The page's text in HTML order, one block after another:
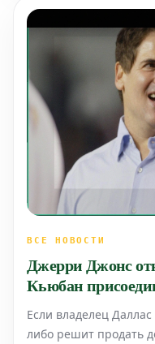
ВСЕ НОВОСТИ
Джерри Джонс
Кьюбан
Ковбойз в
доли
Если владелец
либо решит продать